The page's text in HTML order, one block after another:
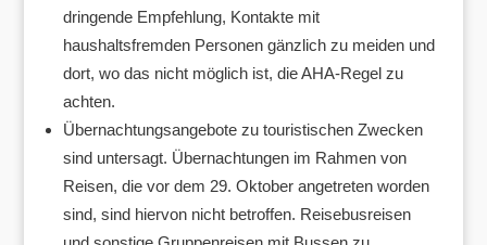
dringende Empfehlung, Kontakte mit
haushaltsfremden Personen gänzlich zu meiden und
dort, wo das nicht möglich ist, die AHA-Regel zu
achten.
Übernachtungsangebote zu touristischen Zwecken
sind untersagt. Übernachtungen im Rahmen von
Reisen, die vor dem 29. Oktober angetreten worden
sind, sind hiervon nicht betroffen. Reisebusreisen